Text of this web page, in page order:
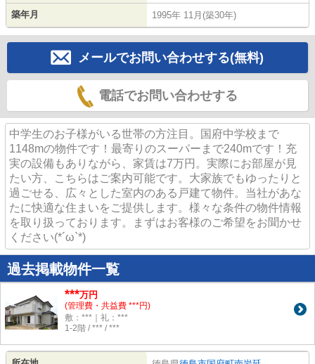
築年月 1995年 11月(築30年)
メールでお問い合わせする(無料)
電話でお問い合わせする
中学生のお子様がいる世帯の方注目。国府中学校まで
1148mの物件です！最寄りのスーパーまで240mです！充
実の設備もありながら、家賃は7万円。実際にお部屋が見
たい方、こちらはご案内可能です。大家族でもゆったりと
過ごせる、広々とした室内のある戸建て物件。当社があな
たに快適な住まいをご提供します。様々な条件の物件情報
を取り扱っております。まずはお客様のご希望をお聞かせ
ください(*´ω`*)
過去掲載物件一覧
***万円
(管理費・共益費 ***円)
敷：***｜礼：***
1-2階 / *** / ***